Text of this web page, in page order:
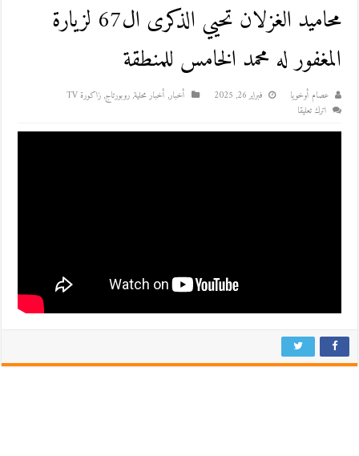
محاميد الغزلان تحيي الذكرى ال67 لزيارة
المغفور له محمد الخامس للمنطقة
عصام أوخويا فبراير 26, 2025 أخبار, أخبار محلية, روبورتاج, زاكورة TV
اترك تعليقا